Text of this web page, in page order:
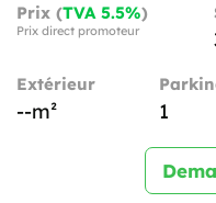
Prix (TVA 5.5%)
Prix direct promoteur
Extérieur
--m² 1